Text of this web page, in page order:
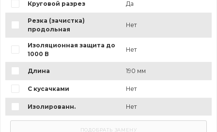
Круговой разрез Да
Резка (зачистка)
продольная
Нет
Изоляционная защита до
1000 В
Нет
Длина 190 мм
С кусачками Нет
Изолированн. Нет